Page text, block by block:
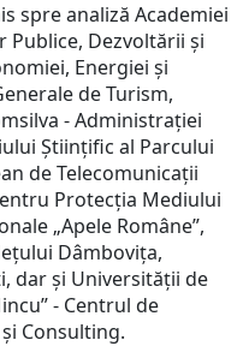
spre analiză Academiei
Dezvoltării și
Energiei și
de Turism,
- Administrației
Științific al Parcului
de Telecomunicații
Protecția Mediului
„Apele Române”,
Dâmbovița,
dar și Universității de
- Centrul de
Consulting.